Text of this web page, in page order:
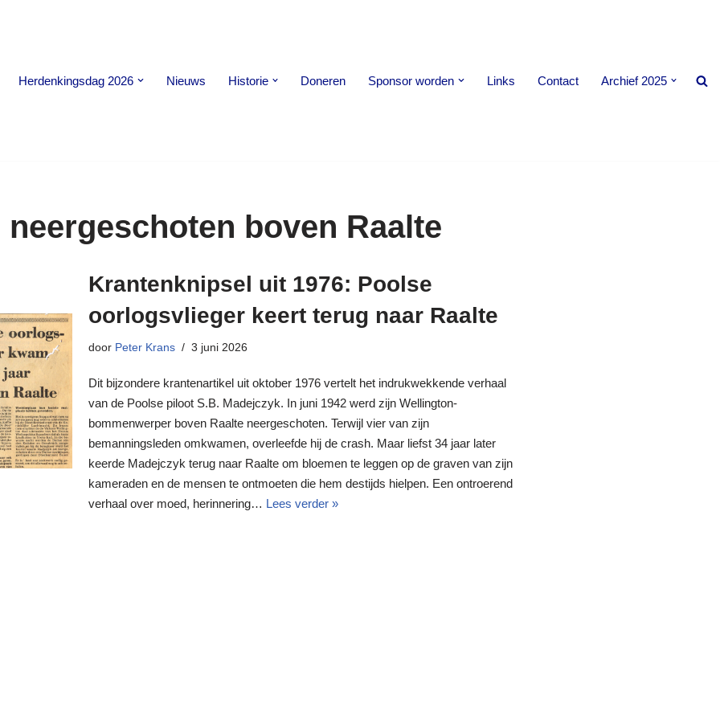
Herdenkingsdag 2026 Nieuws Historie Doneren Sponsor worden Links Contact Archief 2025
boven Raalte
Krantenknipsel uit 1976: Poolse
oorlogsvlieger keert terug naar Raalte
door Peter Krans 3 juni 2026
Dit bijzondere krantenartikel uit oktober 1976 vertelt het indrukwekkende verhaal
van de Poolse piloot S.B. Madejczyk. In juni 1942 werd zijn Wellington-
bommenwerper boven Raalte neergeschoten. Terwijl vier van zijn
bemanningsleden omkwamen, overleefde hij de crash. Maar liefst 34 jaar later
keerde Madejczyk terug naar Raalte om bloemen te leggen op de graven van zijn
kameraden en de mensen te ontmoeten die hem destijds hielpen. Een ontroerend
verhaal over moed, herinnering… Lees verder »